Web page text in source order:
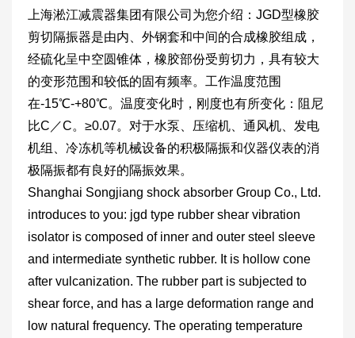
上海淞江减震器集团有限公司为您介绍：JGD型橡胶
剪切隔振器是由内、外钢套和中间的合成橡胶组成，
经硫化呈中空圆锥体，橡胶部份受剪切力，具有较大
的变形范围和较低的固有频率。工作温度范围
在-15℃-+80℃。温度变化时，刚度也有所变化：阻尼
比C／C。≥0.07。对于水泵、压缩机、通风机、发电
机组、冷冻机等机械设备的积极隔振和仪器仪表的消
极隔振都有良好的隔振效果。
Shanghai Songjiang shock absorber Group Co., Ltd.
introduces to you: jgd type rubber shear vibration
isolator is composed of inner and outer steel sleeve
and intermediate synthetic rubber. It is hollow cone
after vulcanization. The rubber part is subjected to
shear force, and has a large deformation range and
low natural frequency. The operating temperature